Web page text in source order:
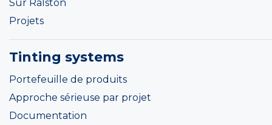
Sur Ralston
Projets
Tinting systems
Portefeuille de produits
Approche sérieuse par projet
Documentation